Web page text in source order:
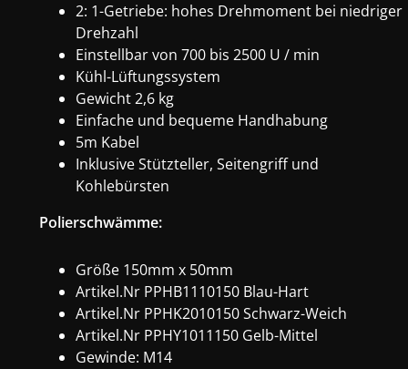
2: 1-Getriebe: hohes Drehmoment bei niedriger
Drehzahl
Einstellbar von 700 bis 2500 U / min
Kühl-Lüftungssystem
Gewicht 2,6 kg
Einfache und bequeme Handhabung
5m Kabel
Inklusive Stützteller, Seitengriff und
Kohlebürsten
Polierschwämme:
Größe 150mm x 50mm
Artikel.Nr PPHB1110150 Blau-Hart
Artikel.Nr PPHK2010150 Schwarz-Weich
Artikel.Nr PPHY1011150 Gelb-Mittel
Gewinde: M14